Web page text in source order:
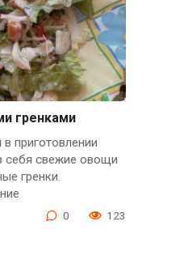
гренками
приготовлении
себя свежие овощи
гренки.
0 123